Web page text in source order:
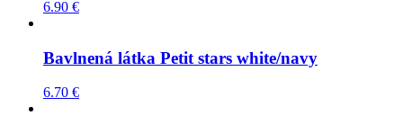
6.90 €
Bavlnená látka Petit stars white/navy
6.70 €